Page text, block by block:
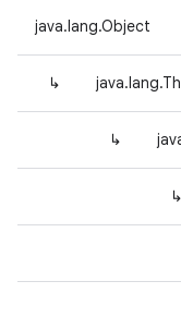
java.lang.Object
↳
↳
↳